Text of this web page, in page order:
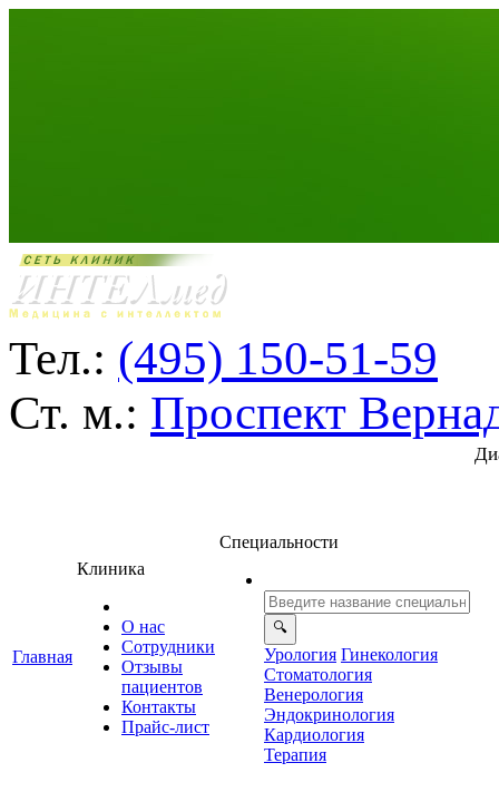
Тел.: (495) 150-51-59
Ст. м.: Проспект
Главная
Клиника
О нас
Сотрудники
Отзывы
ациенто
Контакты
Прайс-лист
Специальности
Урология Гинекология
Стоматология
енерология
Эндокринология
Кардиология
Терапия